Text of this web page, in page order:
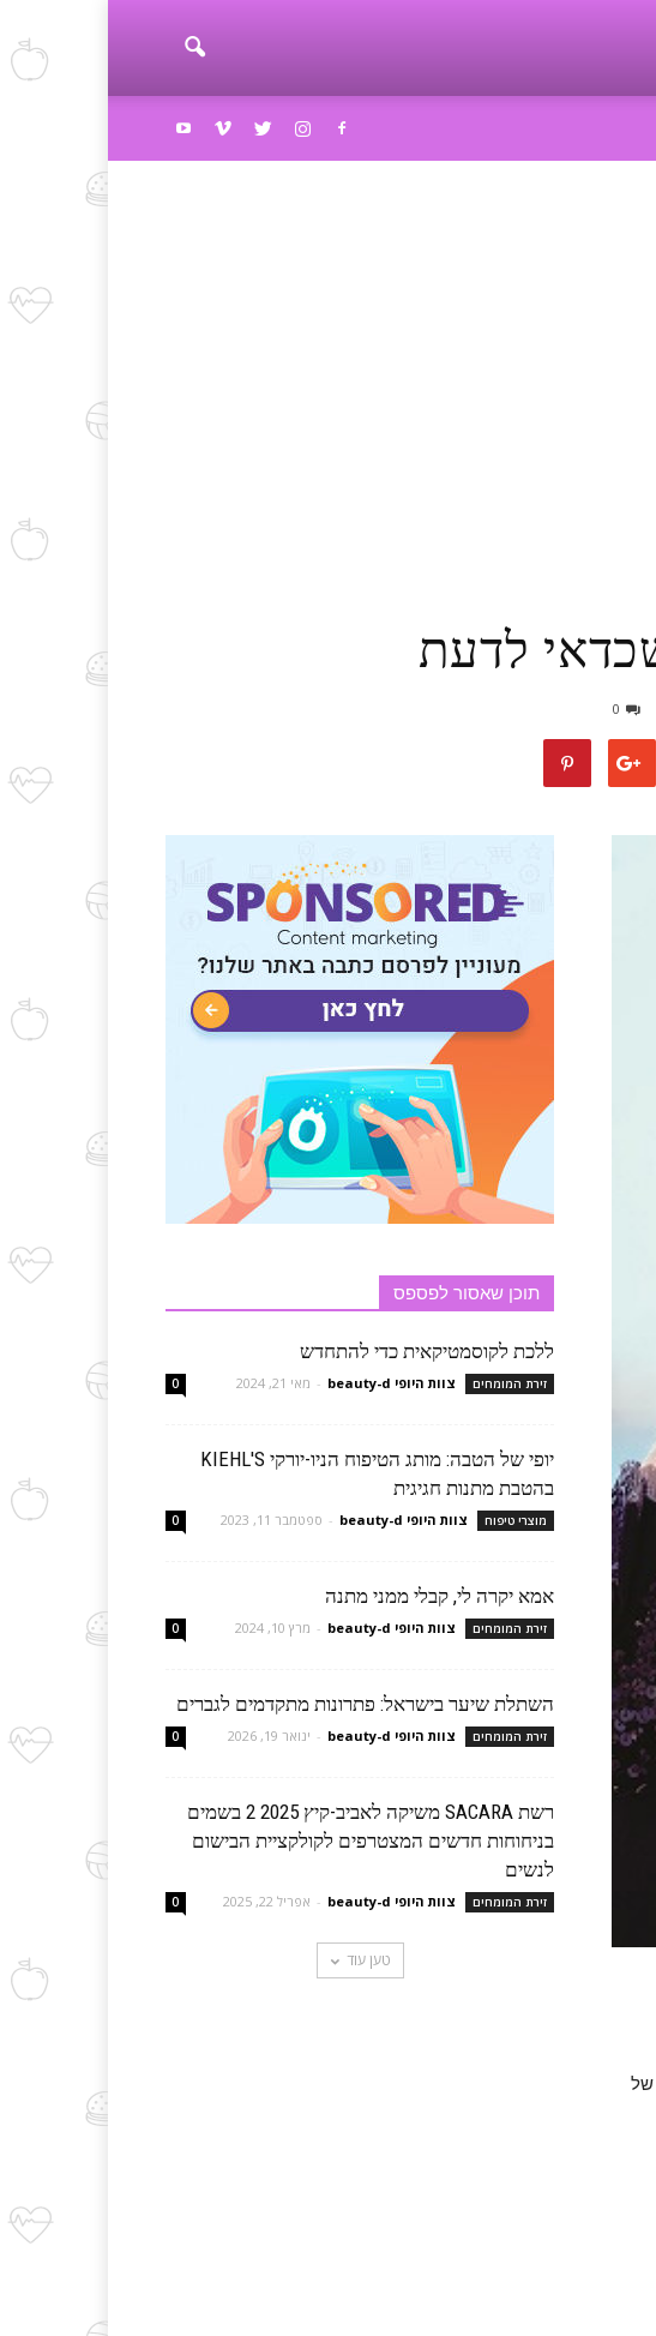
לדעת
0
של
תוכן שאסור לפספס
ללכת לקוסמטיקאית כדי להתחדש
זירת המומחים צוות היופי beauty-d - מאי 21, 2024 0
יופי של הטבה: מותג הטיפוח הניו-יורקי KIEHL'S
בהטבת מתנות חגיגית
מוצרי טיפוח צוות היופי beauty-d - ספטמבר 11, 2023 0
אמא יקרה לי, קבלי ממני מתנה
זירת המומחים צוות היופי beauty-d - מרץ 10, 2024 0
השתלת שיער בישראל: פתרונות מתקדמים לגברים
זירת המומחים צוות היופי beauty-d - ינואר 19, 2026 0
רשת SACARA משיקה לאביב-קיץ 2025 2 בשמים
בניחוחות חדשים המצטרפים לקולקציית הבישום
לנשים
זירת המומחים צוות היופי beauty-d - אפריל 22, 2025 0
טען עוד